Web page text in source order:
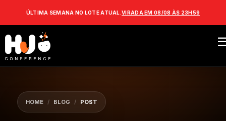
ÚLTIMA SEMANA NO LOTE ATUAL.VIRADA EM 08/08 ÀS 23H59
HOME / BLOG / POST